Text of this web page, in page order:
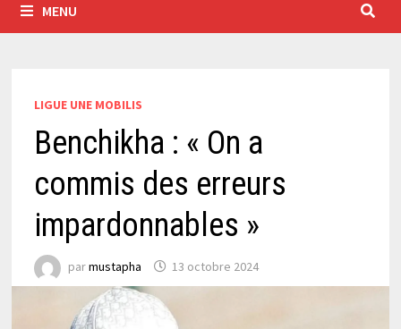
MENU
LIGUE UNE MOBILIS
Benchikha : « On a
commis des erreurs
impardonnables »
parmustapha 13 octobre 2024